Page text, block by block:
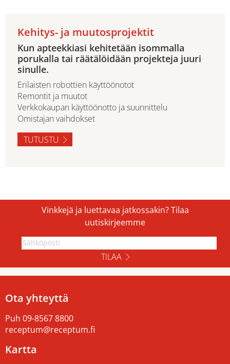
Kehitys- ja muutosprojektit
Kun apteekkiasi kehitetään isommalla
porukalla tai räätälöidään projekteja juuri
sinulle.
Erilaisten robottien käyttöönotot
Remontit ja muutot
Verkkokaupan käyttöönotto ja suunnittelu
Omistajan vaihdokset
TUTUSTU
Vinkkejä ja luettavaa jatkossakin? Tilaa
uutiskirjeemme
TILAA
Ota yhteyttä
Puh 09-8567 8800
receptum@receptum.fi
Kartta